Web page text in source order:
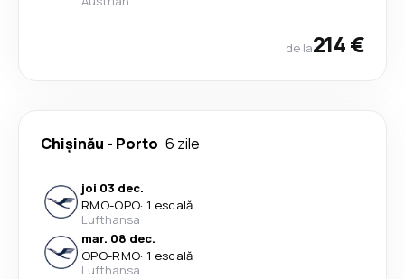
de la214 €
Chișinău - Porto 6 zile
joi 03 dec.
RMO-OPO· 1 escală
Lufthansa
mar. 08 dec.
OPO-RMO· 1 escală
Lufthansa